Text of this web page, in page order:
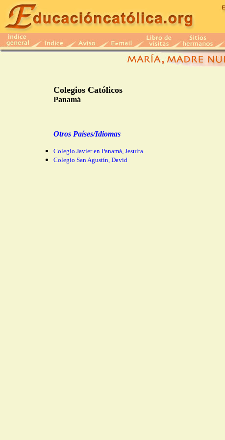
Colegios Católicos
Panamá
Otros Países/Idiomas
Colegio Javier en Panamá, Jesuita
Colegio San Agustín, David